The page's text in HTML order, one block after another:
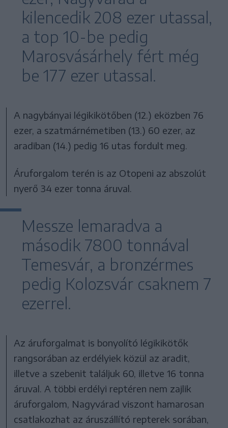
kilencedik 208 ezer utassal,
a top 10-be pedig
Marosvásárhely fért még
be 177 ezer utassal.
A nagybányai légikikötőben (12.) eközben 76
ezer, a szatmárnémetiben (13.) 60 ezer, az
aradiban (14.) pedig 16 utas fordult meg.
Áruforgalom terén is az Otopeni az abszolút
nyerő 34 ezer tonna áruval.
Messze lemaradva a
második 7800 tonnával
Temesvár, a bronzérmes
pedig Kolozsvár csaknem 7
ezerrel.
Az áruforgalmat is bonyolító légikikötők
rangsorában az erdélyiek közül az aradit,
illetve a szebenit találjuk 60, illetve 16 tonna
áruval. A többi erdélyi reptéren nem zajlik
áruforgalom, Nagyvárad viszont hamarosan
csatlakozhat az áruszállító repterek sorában,